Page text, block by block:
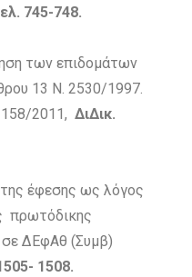
745-748.
των επιδομάτων
13 Ν. 2530/1997.
2011, ΔιΔικ.
έφεσης ως λόγος
πρωτόδικης
ΔΕφΑθ (Συμβ)
1508.